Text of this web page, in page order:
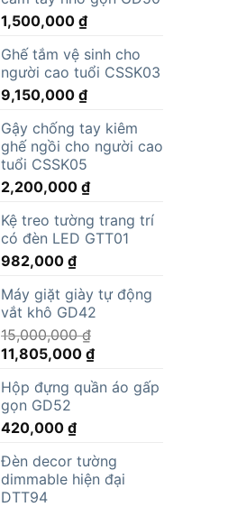
1,500,000 ₫
Ghế tắm vệ sinh cho
người cao tuổi CSSK03
9,150,000 ₫
Gậy chống tay kiêm
ghế ngồi cho người cao
tuổi CSSK05
2,200,000 ₫
Kệ treo tường trang trí
có đèn LED GTT01
982,000 ₫
Máy giặt giày tự động
vắt khô GD42
15,000,000₫
Giá
là:
15,000,000 ₫.
11,805,000 ₫Giá
tại
Hộp đựng quần áo gấp
gọn GD52
420,000 ₫
Đèn decor tường
dimmable hiện đại
DTT94